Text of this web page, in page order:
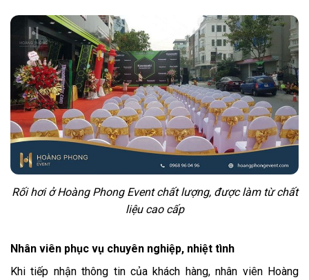
Rối hơi ở Hoàng Phong Event chất lượng, được làm từ chất
liệu cao cấp
Nhân viên phục vụ chuyên nghiệp, nhiệt tình
Khi tiếp nhận thông tin của khách hàng, nhân viên Hoàng